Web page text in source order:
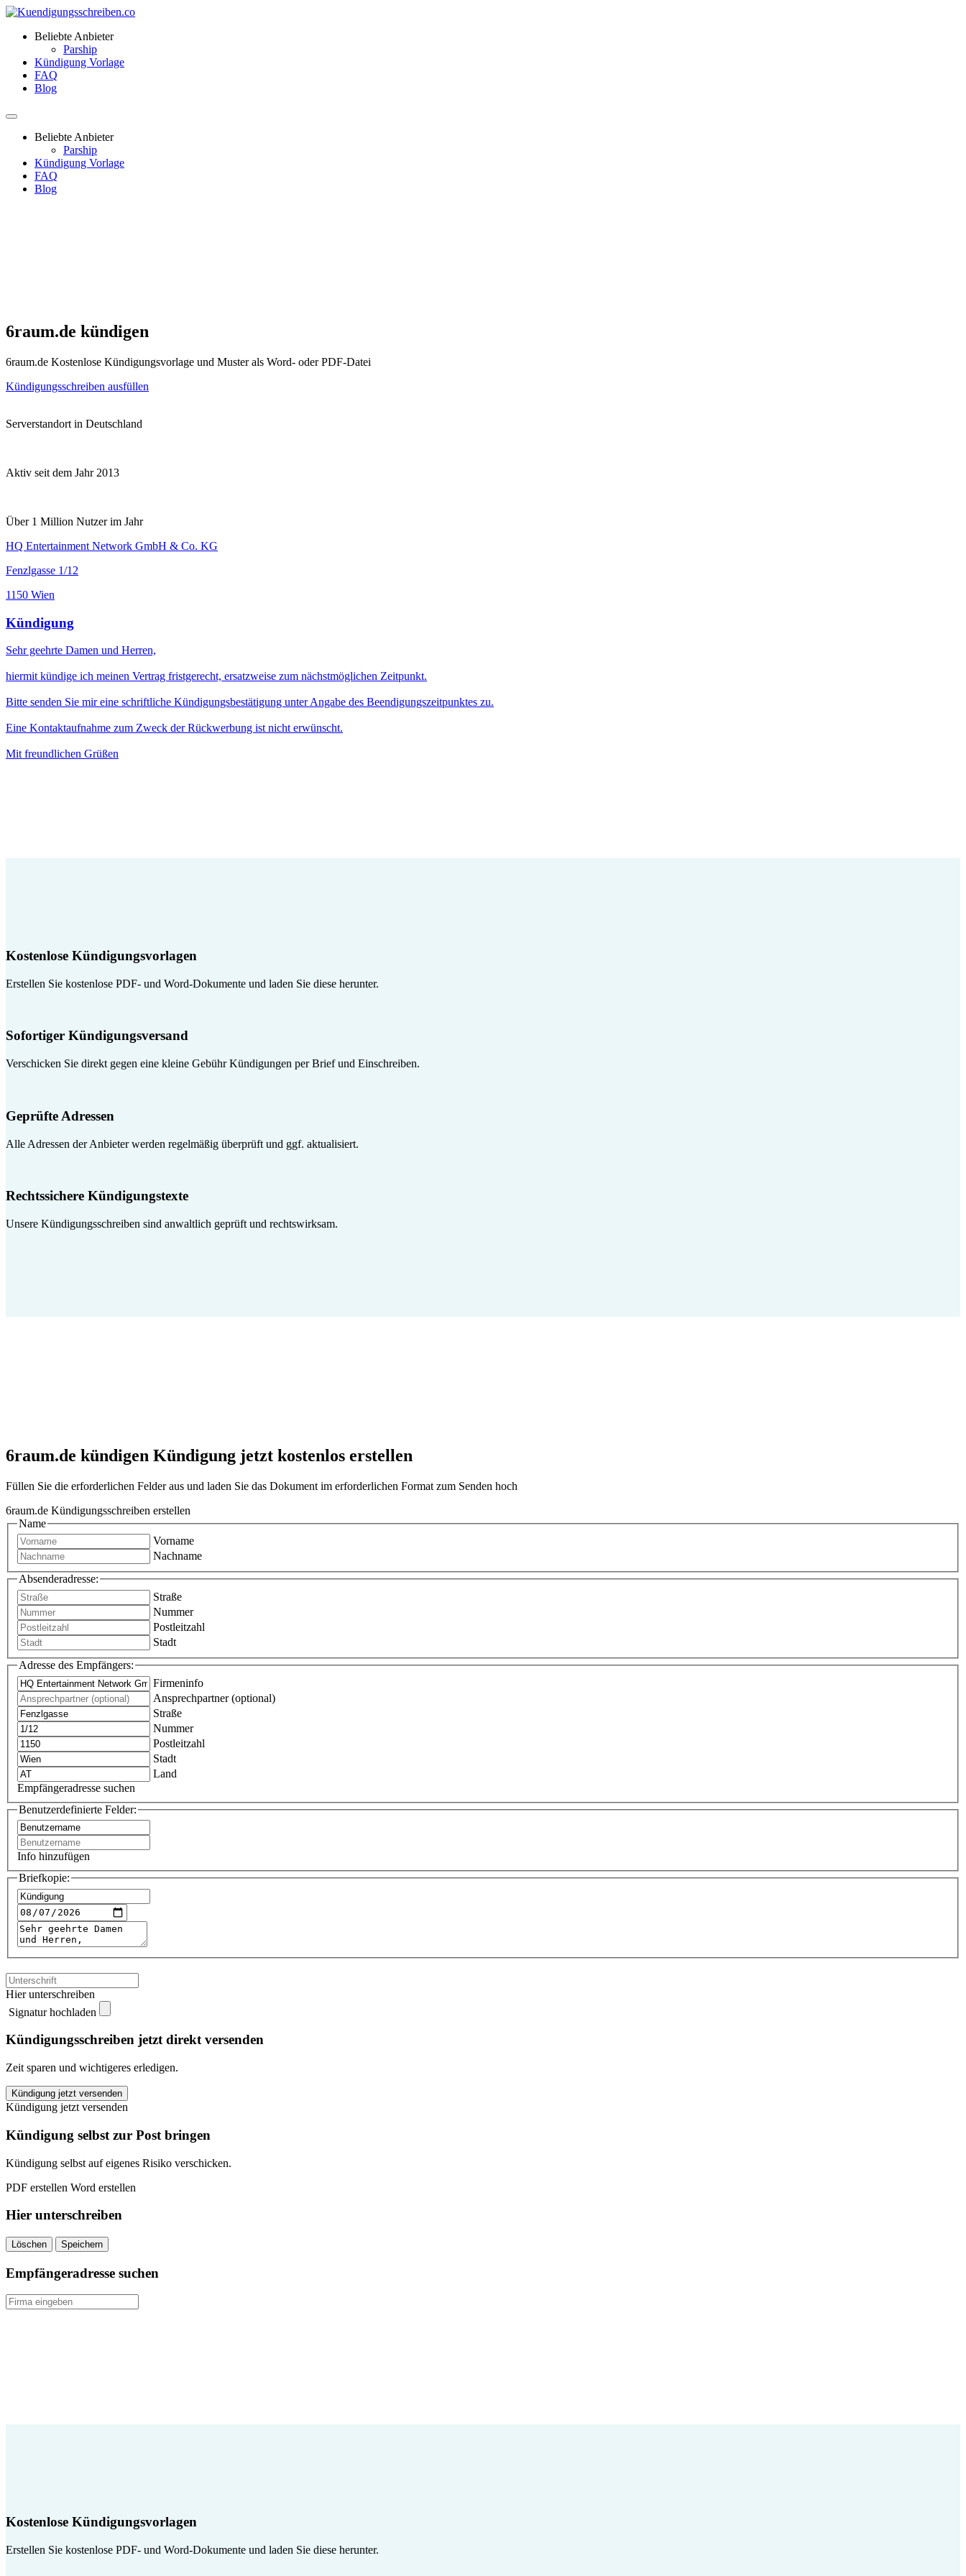
Beliebte Anbieter
Parship
Kündigung Vorlage
FAQ
Blog
Beliebte Anbieter
Parship
Kündigung Vorlage
FAQ
Blog
6raum.de kündigen
6raum.de Kostenlose Kündigungsvorlage und Muster als Word- oder PDF-Datei
Kündigungsschreiben ausfüllen
Serverstandort in Deutschland
Aktiv seit dem Jahr 2013
Über 1 Million Nutzer im Jahr
HQ Entertainment Network GmbH & Co. KG
Fenzlgasse 1/12
1150 Wien
Kündigung
Sehr geehrte Damen und Herren,
hiermit kündige ich meinen Vertrag fristgerecht, ersatzweise zum nächstmöglichen Zeitpunkt.
Bitte senden Sie mir eine schriftliche Kündigungsbestätigung unter Angabe des Beendigungszeitpunktes zu.
Eine Kontaktaufnahme zum Zweck der Rückwerbung ist nicht erwünscht.
Mit freundlichen Grüßen
Kostenlose Kündigungsvorlagen
Erstellen Sie kostenlose PDF- und Word-Dokumente und laden Sie diese herunter.
Sofortiger Kündigungsversand
Verschicken Sie direkt gegen eine kleine Gebühr Kündigungen per Brief und Einschreiben.
Geprüfte Adressen
Alle Adressen der Anbieter werden regelmäßig überprüft und ggf. aktualisiert.
Rechtssichere Kündigungstexte
Unsere Kündigungsschreiben sind anwaltlich geprüft und rechtswirksam.
6raum.de kündigen Kündigung jetzt kostenlos erstellen
Füllen Sie die erforderlichen Felder aus und laden Sie das Dokument im erforderlichen Format zum Senden hoch
6raum.de Kündigungsschreiben erstellen
Name
Vorname
Nachname
Absenderadresse:
Straße
Nummer
Postleitzahl
Stadt
Adresse des Empfängers:
Firmeninfo
Ansprechpartner (optional)
Straße
Nummer
Postleitzahl
Stadt
Land
Empfängeradresse suchen
Benutzerdefinierte Felder:
Info hinzufügen
Briefkopie:
Hier unterschreiben
Signatur hochladen
Kündigungsschreiben jetzt direkt versenden
Zeit sparen und wichtigeres erledigen.
6raum.de
kündigen
quantity
Kündigung jetzt versenden
Kündigung jetzt versenden
Kündigung selbst zur Post bringen
Kündigung selbst auf eigenes Risiko verschicken.
PDF erstellen Word erstellen
Hier unterschreiben
Löschen Speichern
Empfängeradresse suchen
Kostenlose Kündigungsvorlagen
Erstellen Sie kostenlose PDF- und Word-Dokumente und laden Sie diese herunter.